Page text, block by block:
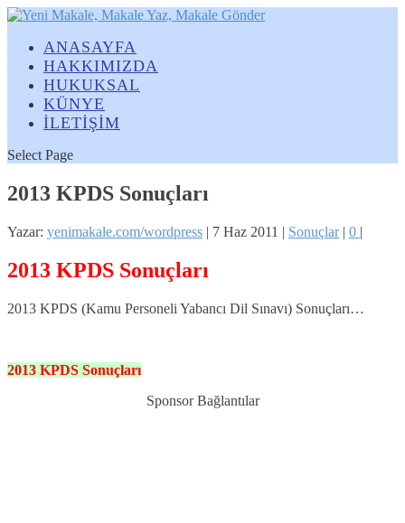
ANASAYFA
HAKKIMIZDA
HUKUKSAL
KÜNYE
İLETİŞİM
Select Page
2013 KPDS Sonuçları
Yazar: yenimakale.com/wordpress | 7 Haz 2011 | Sonuçlar| 0 |
2013 KPDS Sonuçları
2013 KPDS (Kamu Personeli Yabancı Dil Sınavı) Sonuçları…
2013 KPDS Sonuçları
Sponsor Bağlantılar